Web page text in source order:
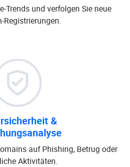
Trends und verfolgen Sie neue
Registrierungen.
&
auf Phishing, Betrug oder
Aktivitäten.